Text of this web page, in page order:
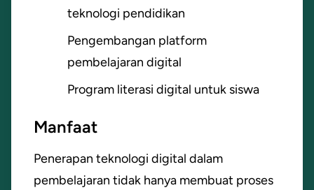
teknologi pendidikan
Pengembangan platform
pembelajaran digital
Program literasi digital untuk siswa
Manfaat
Penerapan teknologi digital dalam
pembelajaran tidak hanya membuat proses